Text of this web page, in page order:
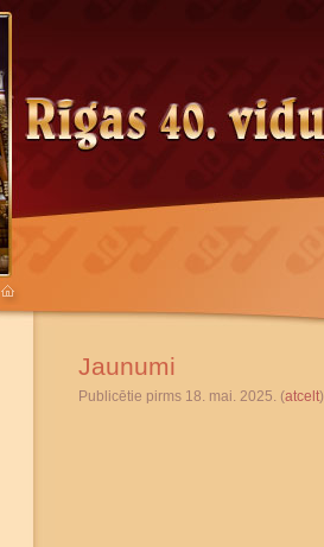
Jaunumi
Publicētie pirms 18. mai. 2025. (atcelt)